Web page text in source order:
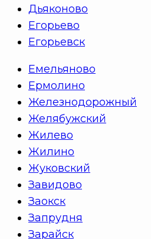
Дьяконово
Егорьево
Егорьевск
Емельяново
Ермолино
Железнодорожный
Желябужский
Жилево
Жилино
Жуковский
Завидово
Заокск
Запрудня
Зарайск